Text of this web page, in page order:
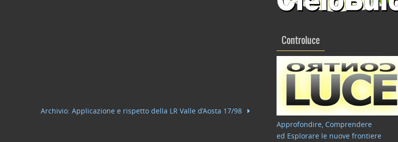
Archivio: Applicazione e rispetto della LR Valle d’Aosta 17/98
Controluce
Approfondire, Comprendere
ed Esplorare le nuove frontiere